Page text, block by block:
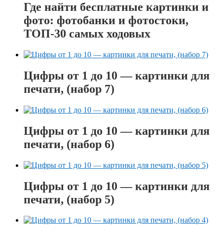
Где найти бесплатные картинки и
фото: фотобанки и фотостоки,
ТОП-30 самых ходовых
Цифры от 1 до 10 — картинки для
печати, (набор 7)
Цифры от 1 до 10 — картинки для
печати, (набор 6)
Цифры от 1 до 10 — картинки для
печати, (набор 5)